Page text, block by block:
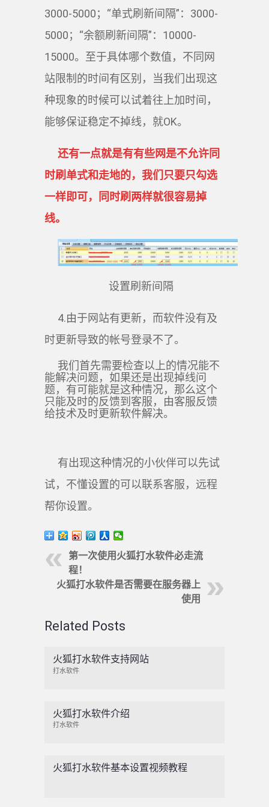
3000-5000；“单式刷新间隔”：3000-
5000；“余额刷新间隔”：10000-
15000。至于具体哪个数值，不同网
站限制的时间有区别，当我们出现这
种现象的时候可以试着往上加时间，
能够保证稳定不掉线，就OK。
还有一点就是有有些网是不允许同
时刷单式和走地的，我们只要只勾选
一样即可，同时刷两样就很容易掉
线。
设置刷新间隔
4.由于网站有更新，而软件没有及
时更新导致的帐号登录不了。
我们首先需要检查以上的情况能不
能解决问题，如果还是出现掉线问
题，有可能就是这种情况，那么这个
只能及时的反馈到客服，由客服反馈
给技术及时更新软件解决。
有出现这种情况的小伙伴可以先试
试，不懂设置的可以联系客服，远程
帮你设置。
第一次使用火狐打水软件必走流
程！
火狐打水软件是否需要在服务器上
使用
Related Posts
火狐打水软件支持网站
打水软件
火狐打水软件介绍
打水软件
火狐打水软件基本设置视频教程